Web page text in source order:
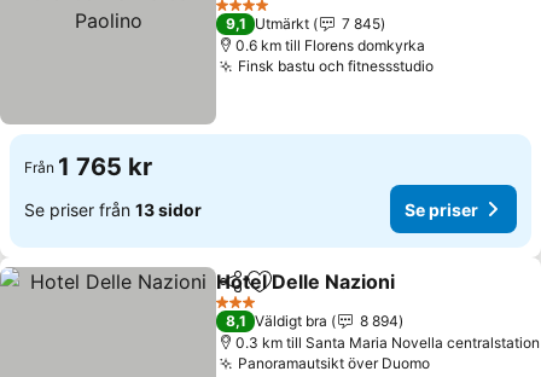
4 Stjärnor
9,1 Utmärkt
7 845
0.6 km till Florens domkyrka
Finsk bastu och fitnessstudio
Från 1 765 kr
Se priser från 13 sidor Se priser
Dela Lägg till i Mina Favoriter
Hotel Delle Nazioni
3 Stjärnor
8,1 Väldigt bra
8 894
0.3 km till Santa Maria Novella centralstation
Panoramautsikt över Duomo